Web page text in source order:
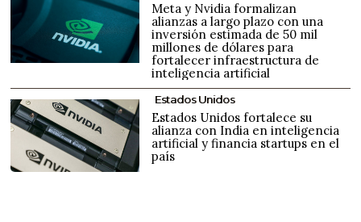
Meta y Nvidia formalizan
alianzas a largo plazo con una
inversión estimada de 50 mil
millones de dólares para
fortalecer infraestructura de
inteligencia artificial
Estados Unidos
Estados Unidos fortalece su
alianza con India en inteligencia
artificial y financia startups en el
país